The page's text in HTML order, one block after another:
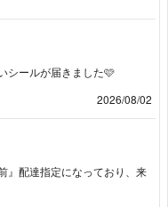
シールが届きました🩷
2026/08/02
』配達指定になっており、来